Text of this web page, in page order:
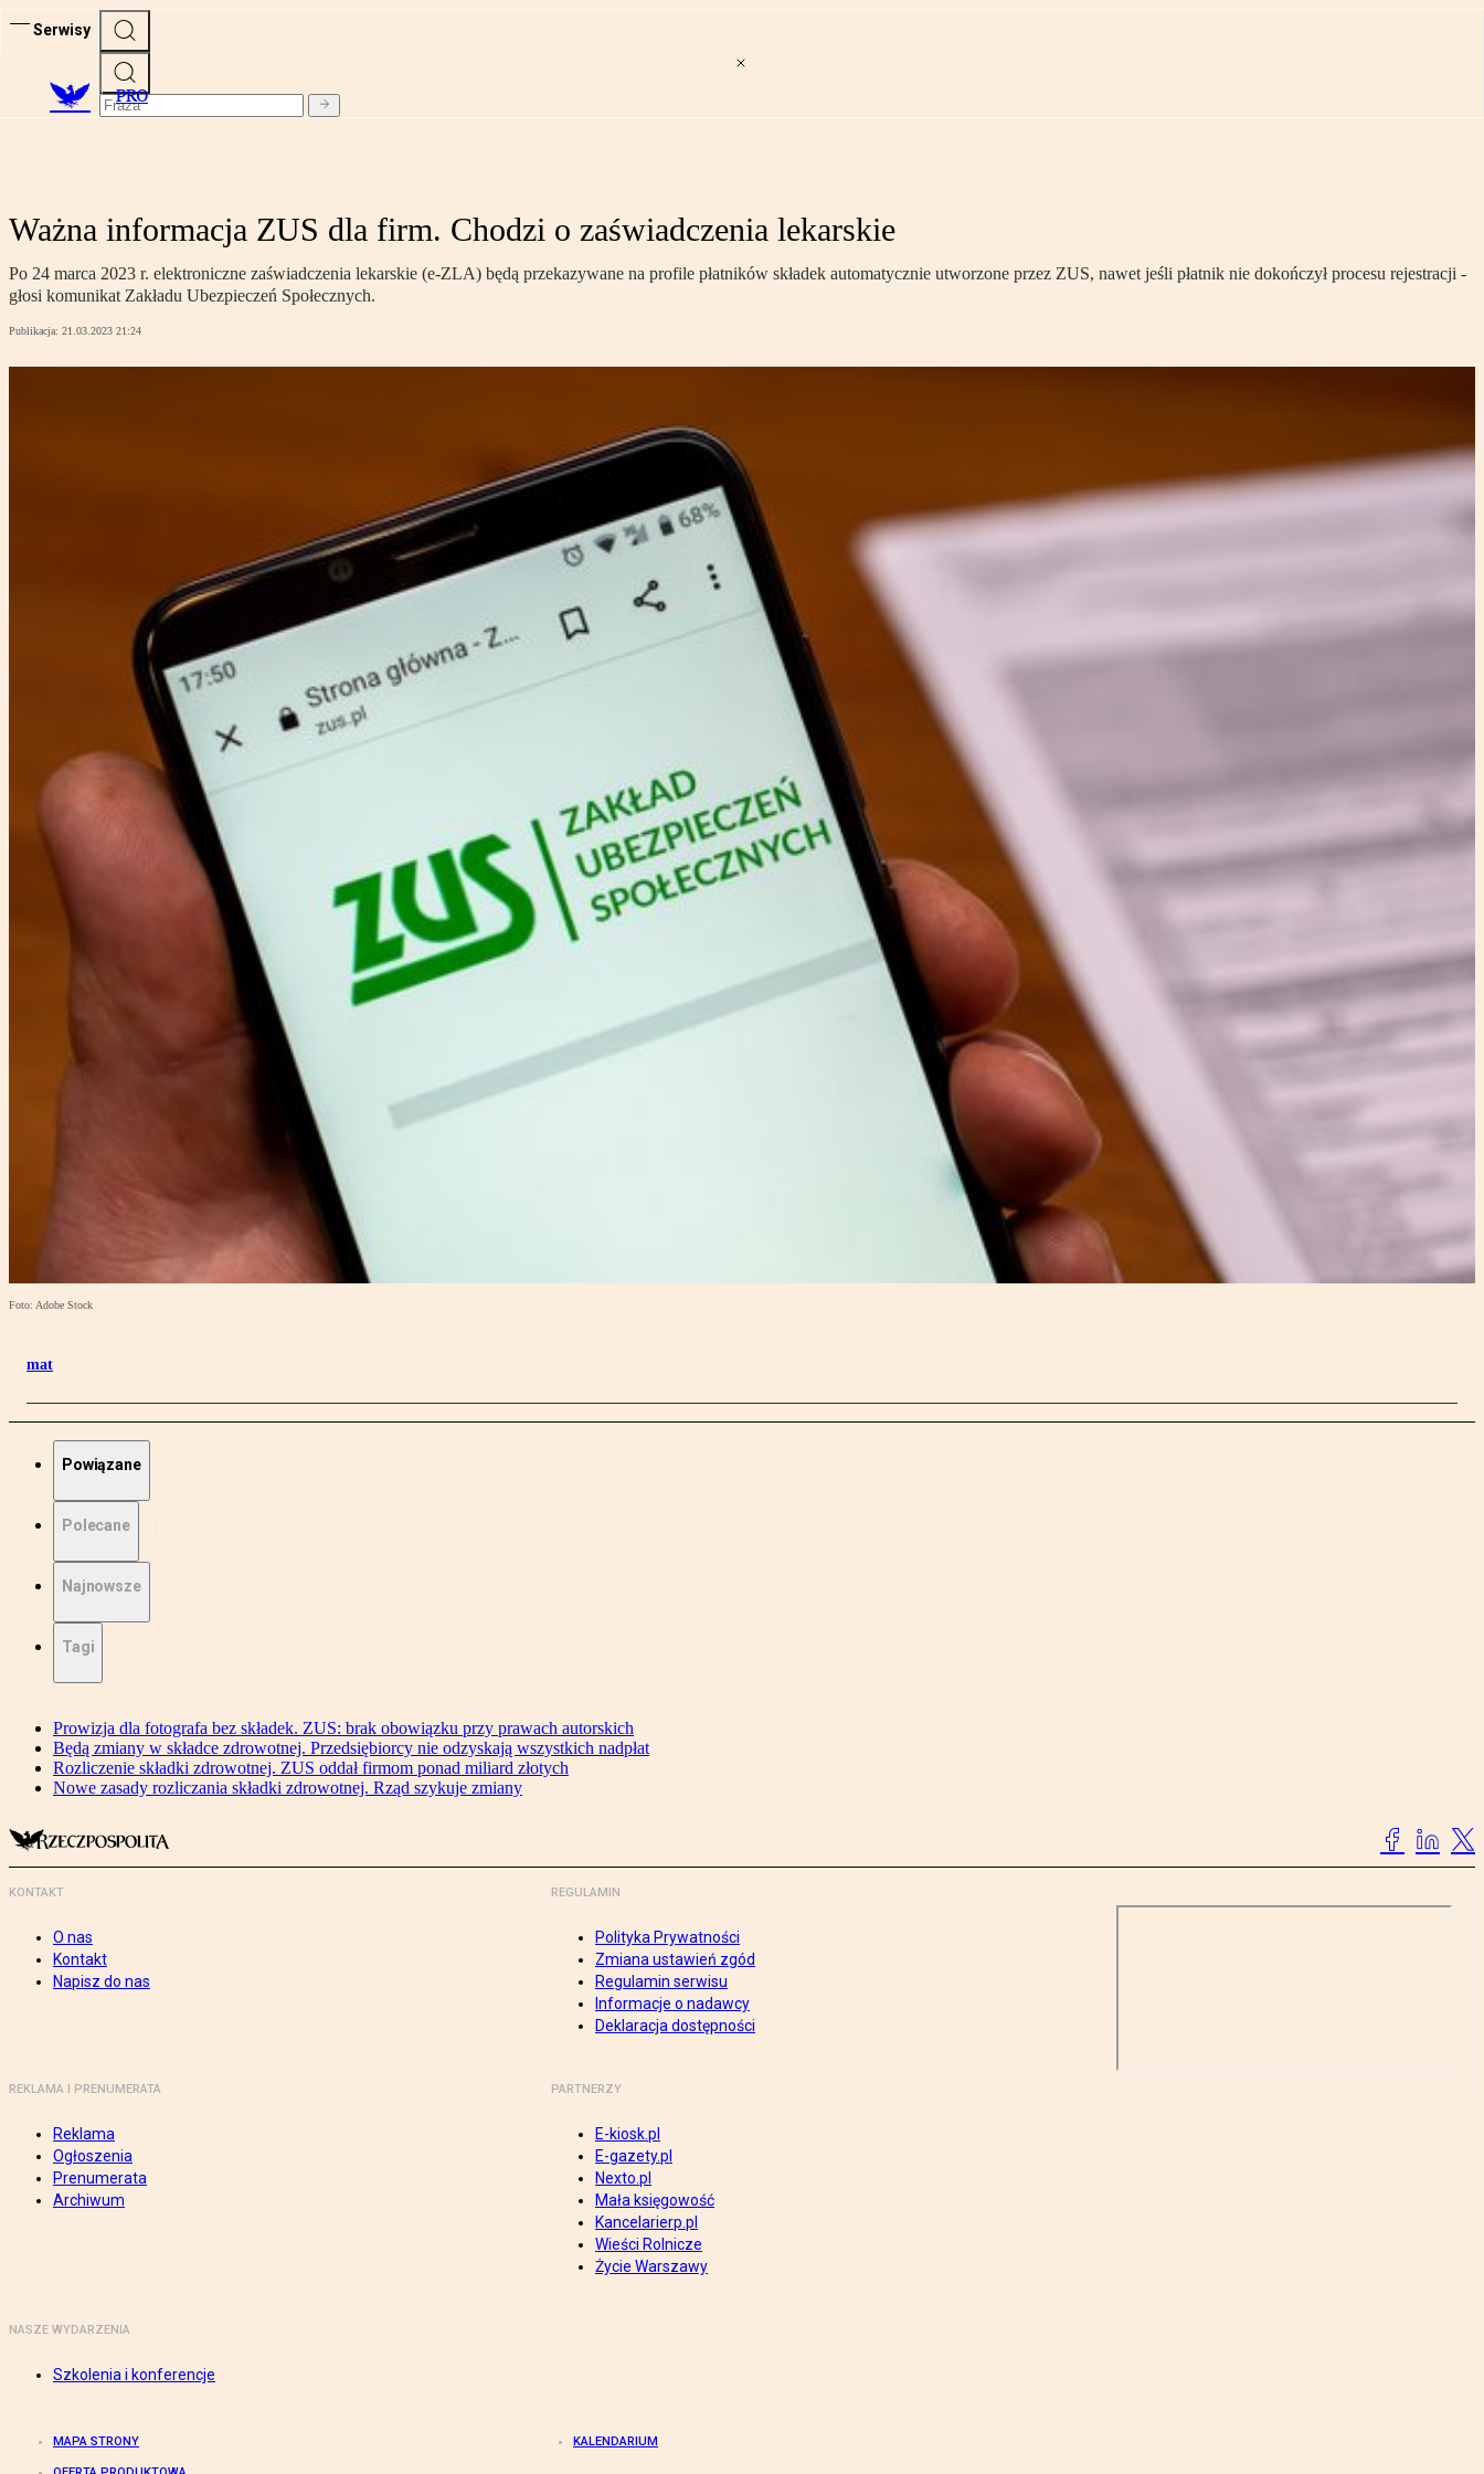
Serwisy
PRO
Ważna informacja ZUS dla firm. Chodzi o zaświadczenia lekarskie
Po 24 marca 2023 r. elektroniczne zaświadczenia lekarskie (e-ZLA) będą przekazywane na profile płatników składek automatycznie utworzone przez ZUS, nawet jeśli płatnik nie dokończył procesu rejestracji -
głosi komunikat Zakładu Ubezpieczeń Społecznych.
Publikacja: 21.03.2023 21:24
Foto: Adobe Stock
mat
Powiązane
Polecane
Najnowsze
Tagi
Prowizja dla fotografa bez składek. ZUS: brak obowiązku przy prawach autorskich
Będą zmiany w składce zdrowotnej. Przedsiębiorcy nie odzyskają wszystkich nadpłat
Rozliczenie składki zdrowotnej. ZUS oddał firmom ponad miliard złotych
Nowe zasady rozliczania składki zdrowotnej. Rząd szykuje zmiany
KONTAKT
O nas
Kontakt
Napisz do nas
REGULAMIN
Polityka Prywatności
Zmiana ustawień zgód
Regulamin serwisu
Informacje o nadawcy
Deklaracja dostępności
REKLAMA I PRENUMERATA
Reklama
Ogłoszenia
Prenumerata
Archiwum
PARTNERZY
E-kiosk.pl
E-gazety.pl
Nexto.pl
Mała księgowość
Kancelarierp.pl
Wieści Rolnicze
Życie Warszawy
NASZE WYDARZENIA
Szkolenia i konferencje
MAPA STRONY KALENDARIUM